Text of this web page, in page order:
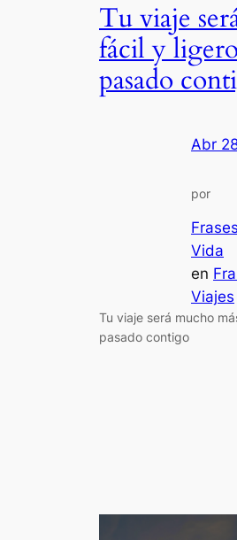
Tu viaje
fácil y
pasado
Abr
por
Vida
en
Viajes
Tu viaje será mucho
pasado contigo